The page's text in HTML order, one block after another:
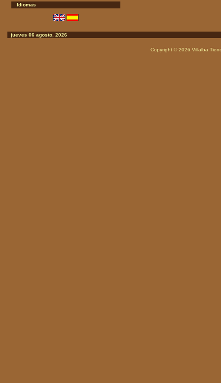
Idiomas
jueves 06 agosto, 2026
Copyright © 2026 Villalba